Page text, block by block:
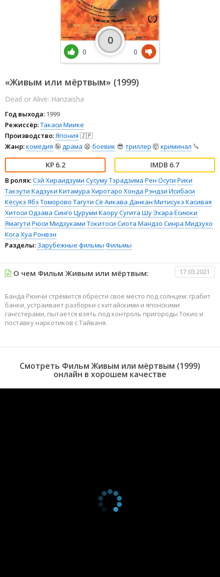
«Живым или мёртвым» (1999)
Dead or Alive: Hanzaisha
Год выхода: 1999
Режиссёр:Такаси Миике
Производство:Япония 🇯🇵
Жанр:комедия 🤪драма 😫 боевик 😎 триллер 🤯криминал 🔪
6.2 6.7
В ролях:Сэй Хираидзуми Сусуму Тэрадзима Рен Осуги Рики
Такэути Кадзуки Китамура Хиротаро Хонда Рэндзи Исибаси
Кёсукэ Ябэ Томорово Тагути Сё Аикава Данкан Митисукэ Касивая
Хитоси Одзава Синго Цуруми Каору Сугита Шу Эхара Ёсиюки
Ямагути Рюси Мидзуками Токитоси Сиота Мандзо Синра Мидзухо
Кога Хуа Ронвэн
Разделы: Зарубежные фильмы Фильмы
0
0
0
О чем Фильм Живым или мёртвым: 17.03.2021
Банда Рюичи стремится обрести свое место под солнцем: грабит
банки, устраивает разборки с китайскими и японскими
гангстерами, пытается взять под контроль пригороды Токио и
поставку наркотиков с Тайваня.
Смотреть Фильм Живым или мёртвым (1999)
онлайн в хорошем качестве